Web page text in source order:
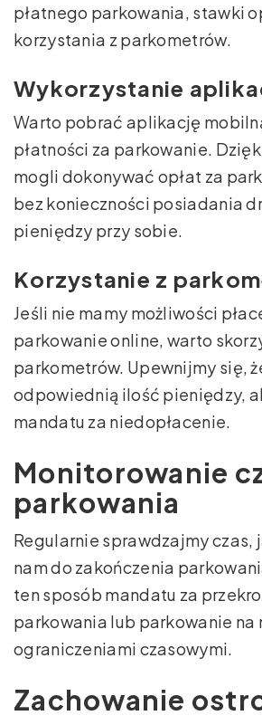
płatnego parkowania, stawki
korzystania z parkometrów.
Wykorzystanie
Warto pobrać aplikację
płatności za parkowanie.
mogli dokonywać opłat za
bez konieczności posiadania
pieniędzy przy sobie.
Korzystanie z
Jeśli nie mamy możliwości
parkowanie online, warto
parkometrów. Upewnijmy się,
odpowiednią ilość pieniędzy,
mandatu za niedopłacenie.
Monitorowanie
parkowania
Regularnie sprawdzajmy czas,
nam do zakończenia
ten sposób mandatu za
parkowania lub parkowanie na
ograniczeniami czasowymi.
Zachowanie